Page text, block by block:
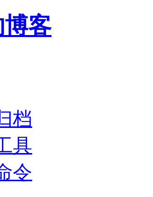
客
档
具
令